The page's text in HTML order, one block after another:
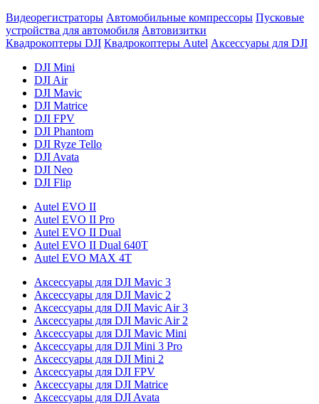
Видеорегистраторы Автомобильные компрессоры Пусковые
устройства для автомобиля Автовизитки
Квадрокоптеры DJI Квадрокоптеры Autel Аксессуары для DJI
DJI Mini
DJI Air
DJI Mavic
DJI Matrice
DJI FPV
DJI Phantom
DJI Ryze Tello
DJI Avata
DJI Neo
DJI Flip
Autel EVO II
Autel EVO II Pro
Autel EVO II Dual
Autel EVO II Dual 640T
Autel EVO MAX 4T
Аксессуары для DJI Mavic 3
Аксессуары для DJI Mavic 2
Аксессуары для DJI Mavic Air 3
Аксессуары для DJI Mavic Air 2
Аксессуары для DJI Mavic Mini
Аксессуары для DJI Mini 3 Pro
Аксессуары для DJI Mini 2
Аксессуары для DJI FPV
Аксессуары для DJI Matrice
Аксессуары для DJI Avata